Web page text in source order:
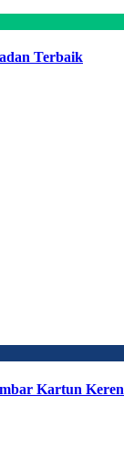
Terbaik
Kartun Keren